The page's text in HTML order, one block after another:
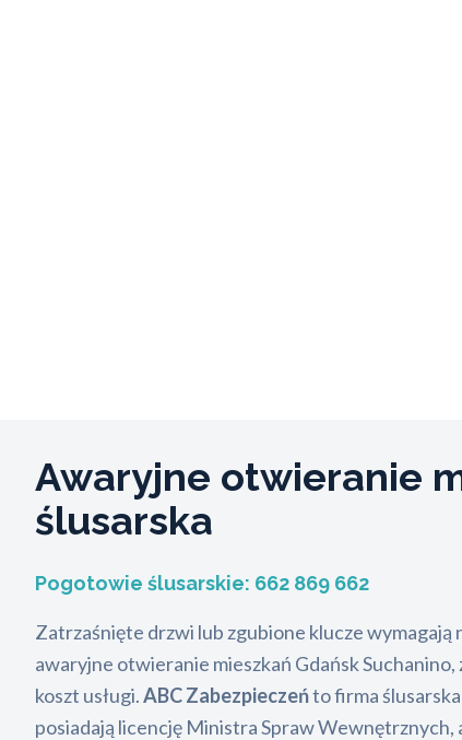
Awaryjne otwieranie
ślusarska
Pogotowie ślusarskie: 662 869 662
Zatrzaśnięte drzwi lub zgubione klucze
awaryjne otwieranie mieszkań Gdańsk
koszt usługi.ABC Zabezpieczeńto firma
posiadają licencję Ministra Spraw Wewnętrznych,